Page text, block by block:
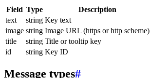
Field Type Description
text
string Key text
image string Image URL (https or http scheme)
title
string Title or tooltip key
id
string Key ID
Message types#